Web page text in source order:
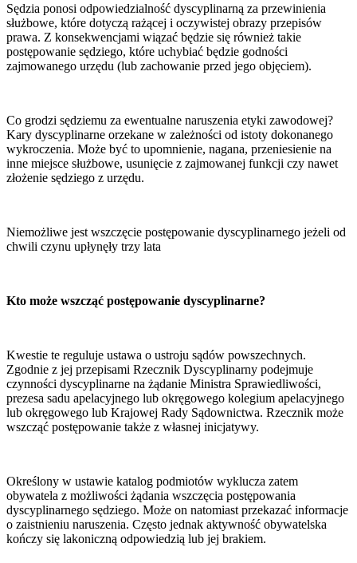
Sędzia ponosi odpowiedzialność dyscyplinarną za przewinienia
służbowe, które dotyczą rażącej i oczywistej obrazy przepisów
prawa. Z konsekwencjami wiązać będzie się również takie
postępowanie sędziego, które uchybiać będzie godności
zajmowanego urzędu (lub zachowanie przed jego objęciem).
Co grodzi sędziemu za ewentualne naruszenia etyki zawodowej?
Kary dyscyplinarne orzekane w zależności od istoty dokonanego
wykroczenia. Może być to upomnienie, nagana, przeniesienie na
inne miejsce służbowe, usunięcie z zajmowanej funkcji czy nawet
złożenie sędziego z urzędu.
Niemożliwe jest wszczęcie postępowanie dyscyplinarnego jeżeli od
chwili czynu upłynęły trzy lata
Kto może wszcząć postępowanie dyscyplinarne?
Kwestie te reguluje ustawa o ustroju sądów powszechnych.
Zgodnie z jej przepisami Rzecznik Dyscyplinarny podejmuje
czynności dyscyplinarne na żądanie Ministra Sprawiedliwości,
prezesa sadu apelacyjnego lub okręgowego kolegium apelacyjnego
lub okręgowego lub Krajowej Rady Sądownictwa. Rzecznik może
wszcząć postępowanie także z własnej inicjatywy.
Określony w ustawie katalog podmiotów wyklucza zatem
obywatela z możliwości żądania wszczęcia postępowania
dyscyplinarnego sędziego. Może on natomiast przekazać informacje
o zaistnieniu naruszenia. Często jednak aktywność obywatelska
kończy się lakoniczną odpowiedzią lub jej brakiem.